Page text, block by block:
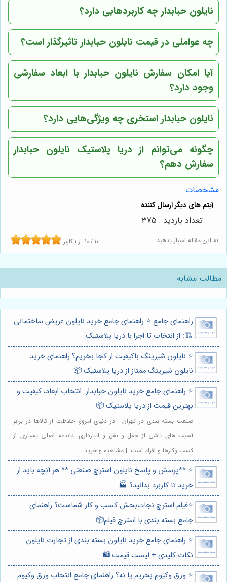
نایلون حبابدار چه کاربردهایی دارد؟
چه عواملی در قیمت نایلون حبابدار تاثیرگذار است؟
آیا امکان سفارش نایلون حبابدار با ابعاد سفارشی
وجود دارد؟
نایلون حبابدار استخری چه ویژگی‌هایی دارد؟
چگونه می‌توانم از دریا پلاستیک نایلون حبابدار
سفارش دهم؟
مشخصات
به این مقاله امتیاز بدهید : 10 / 10 از 1 کاربر
تعداد بازدید : 375
مطالب مشابه
راهنمای جامع ⭐️ راهنمای جامع خرید نایلون عریض ساختمانی
🏗️: از انتخاب تا اجرا با دریا پلاستیک
⭐️ نایلون شیرینگ باکیفیت از کجا بخریم؟ راهنمای خرید
نایلون شیرینگ ممتاز از دریا پلاستیک 📦
⭐️ راهنمای جامع خرید نایلون حبابدار: انتخاب ابعاد، کیفیت و
بهترین قیمت از دریا پلاستیک 📦
صنعت بسته بندی در تهران - در دنیای امروز، حفاظت از کالاها در برابر
آسیب های ناشی از حمل و نقل و انبارداری، دغدغه اصلی بسیاری از
کسب وکارها و افراد است. | مشاهده و خرید
⭐️ **پرسش و پاسخ نایلون استرچ صنعتی:** هر آنچه باید از
خرید تا کاربرد بدانید؟ 🏭
⭐️فیلم استرچ نجات‌بخش کسب و کار شماست؟ راهنمای
جامع بسته بندی با استرچ فیلم📦
⭐️ راهنمای جامع خرید نایلون بسته بندی از تجارت نایلون:
نکات کلیدی + لیست قیمت 🛍️
⭐️ ورق وکیوم بخریم یا نه؟ راهنمای جامع انتخاب ورق وکیوم